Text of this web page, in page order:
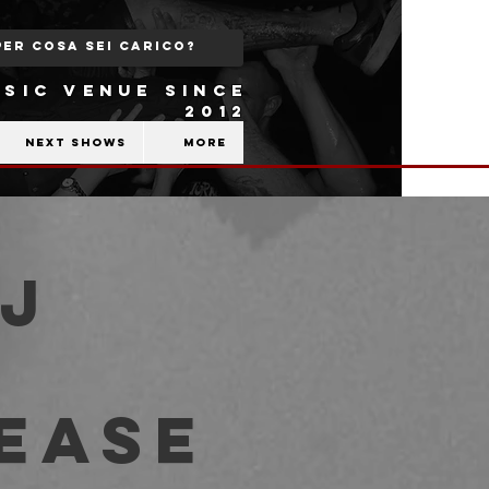
VENUE SINCE
2012
Next shows More